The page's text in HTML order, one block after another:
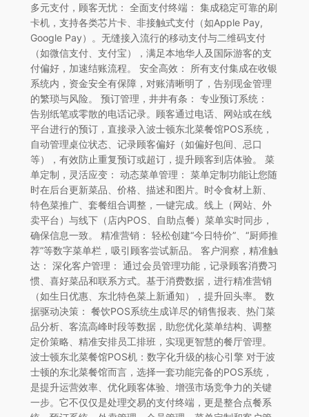
多元支付，顾客无忧： 全面支付终端： 集成稳定可靠的刷
卡机，支持各类芯片卡、非接触式支付（如Apple Pay,
Google Pay）。无缝接入流行的移动支付与二维码支付
（如微信支付、支付宝），满足本地华人及国际游客的支
付偏好，加速结账流程。 安全高效： 所有支付集成在收银
系统内，资金安全有保障，对账清晰明了，告别现金管理
的繁琐与风险。 预订管理，井井有条： 专业预订系统：
告别纸笔或零散的电话记录。顾客通过电话、网站或在线
平台进行的预订，直接录入波士顿东北菜餐馆POS系统，
自动管理桌位状态、记录顾客偏好（如偏好包间、忌口
等），有效防止重复预订或超订，提升顾客到店体验。 菜
单定制，灵活应变： 动态菜单管理： 菜单定制功能让您随
时在后台更新菜品、价格、描述和图片。时令食材上新、
特色菜推广、套餐组合调整，一键完成。线上（网站、外
卖平台）与线下（店内POS、自助点餐）菜单实时同步，
确保信息一致。 精准营销： 轻松创建“今日特价”、“厨师推
荐”等数字菜单栏，吸引顾客尝试新品。 客户洞察，精准触
达： 深化客户管理： 通过会员管理功能，记录顾客消费习
惯、喜好菜品和联系方式。基于消费数据，进行精准营销
（如生日优惠、东北特色菜上新通知），提升回头率。 数
据驱动决策： 餐饮POS系统生成详尽的销售报表、热门菜
品分析、客流高峰时段等数据，助您优化菜单结构、调整
定价策略、精准安排员工排班，实现更智慧的餐厅管理。
波士顿东北菜餐馆POS机：数字化升级的核心引擎 对于波
士顿的东北菜餐馆而言，选择一套功能完备的POS系统，
是提升运营效率、优化顾客体验、增强市场竞争力的关键
一步。它不仅仅是处理交易的支付终端，更是整合点餐系